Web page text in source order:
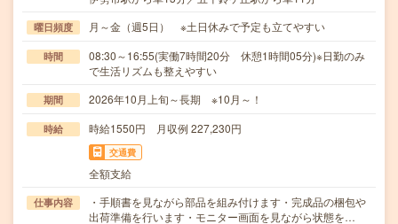
曜日頻度 月～金（週5日） ※土日休みで予定も立てやすい
時間
08:30～16:55(実働7時間20分 休憩1時間05分)※日勤のみ
で生活リズムも整えやすい
期間 2026年10月上旬～長期 ※10月～！
時給 時給1550円 月収例 227,230円
交通費
全額支給
仕事内容
・手順書を見ながら部品を組み付けます・完成品の梱包や
出荷準備を行います・モニター画面を見ながら状態を…